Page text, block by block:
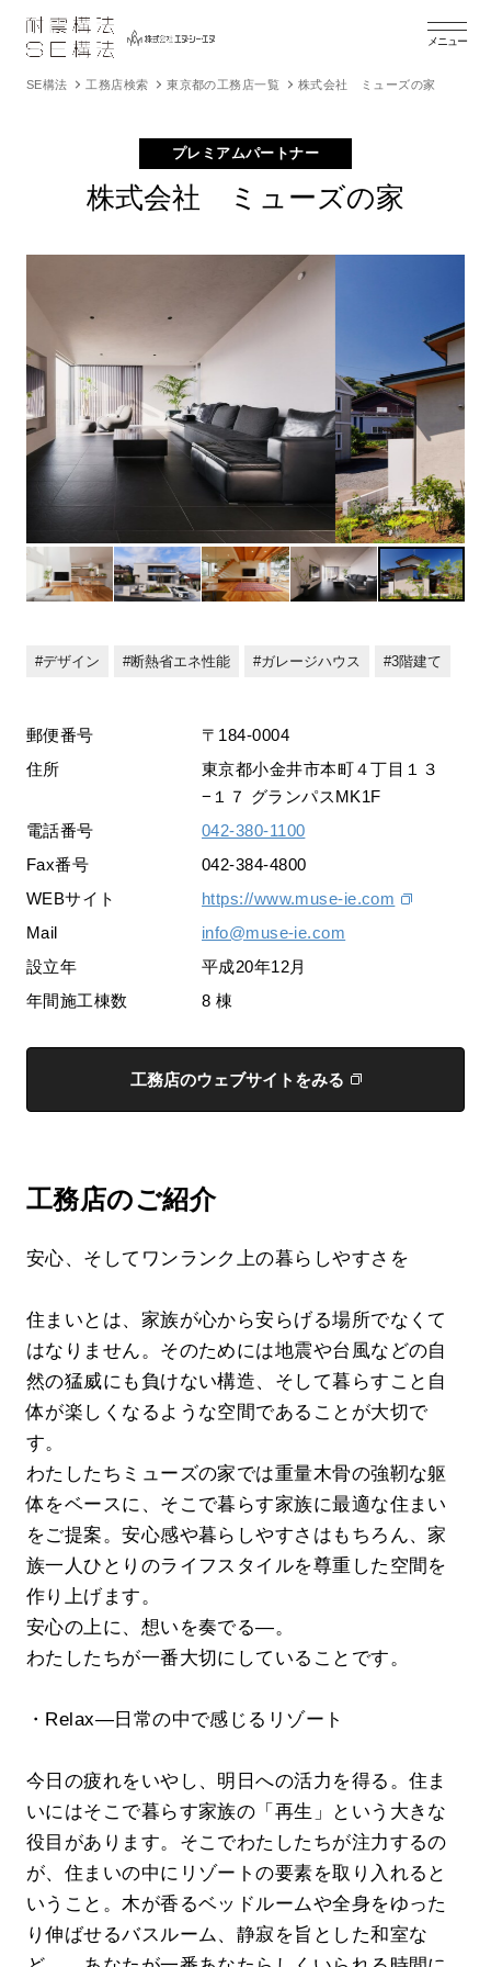
メニュー
SE構法 工務店検索 東京都の工務店一覧 株式会社 ミューズの家
プレミアムパートナー
株式会社 ミューズの家
デザイン 断熱省エネ性能 ガレージハウス 3階建て
郵便番号
〒184-0004
住所
東京都小金井市本町４丁目１３
−１７ グランパスMK1F
電話番号
042-380-1100
Fax番号
042-384-4800
WEBサイト
https://www.muse-ie.com
Mail
info@muse-ie.com
設立年
平成20年12月
年間施工棟数
8 棟
工務店のウェブサイトをみる
工務店のご紹介
安心、そしてワンランク上の暮らしやすさを
住まいとは、家族が心から安らげる場所でなくて
はなりません。そのためには地震や台風などの自
然の猛威にも負けない構造、そして暮らすこと自
体が楽しくなるような空間であることが大切で
す。
わたしたちミューズの家では重量木骨の強靭な躯
体をベースに、そこで暮らす家族に最適な住まい
をご提案。安心感や暮らしやすさはもちろん、家
族一人ひとりのライフスタイルを尊重した空間を
作り上げます。
安心の上に、想いを奏でる―。
わたしたちが一番大切にしていることです。
・Relax―日常の中で感じるリゾート
今日の疲れをいやし、明日への活力を得る。住ま
いにはそこで暮らす家族の「再生」という大きな
役目があります。そこでわたしたちが注力するの
が、住まいの中にリゾートの要素を取り入れると
いうこと。木が香るベッドルームや全身をゆった
り伸ばせるバスルーム、静寂を旨とした和室な